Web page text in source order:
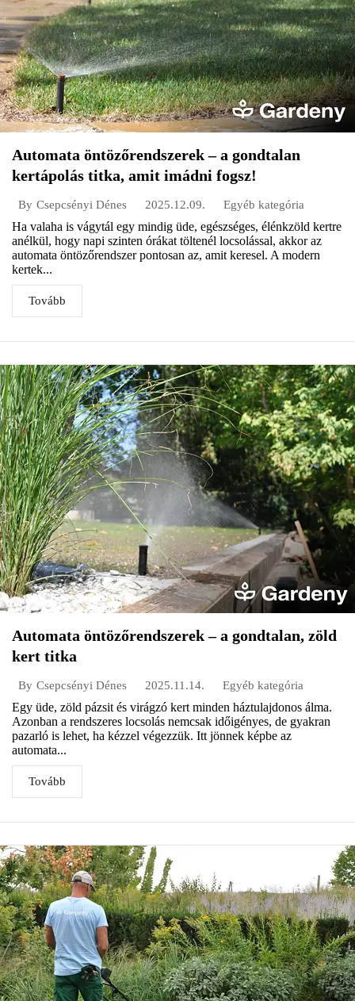
Automata öntözőrendszerek – a gondtalan
kertápolás titka, amit imádni fogsz!
By Csepcsényi Dénes 2025.12.09. Egyéb kategória
Ha valaha is vágytál egy mindig üde, egészséges, élénkzöld kertre
anélkül, hogy napi szinten órákat töltenél locsolással, akkor az
automata öntözőrendszer pontosan az, amit keresel. A modern
kertek...
Tovább
Automata öntözőrendszerek – a gondtalan, zöld
kert titka
By Csepcsényi Dénes 2025.11.14. Egyéb kategória
Egy üde, zöld pázsit és virágzó kert minden háztulajdonos álma.
Azonban a rendszeres locsolás nemcsak időigényes, de gyakran
pazarló is lehet, ha kézzel végezzük. Itt jönnek képbe az
automata...
Tovább